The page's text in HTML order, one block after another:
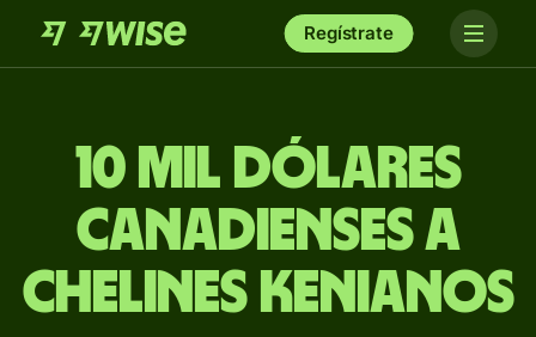
Regístrate
10 mil dólares
canadienses a
chelines kenianos